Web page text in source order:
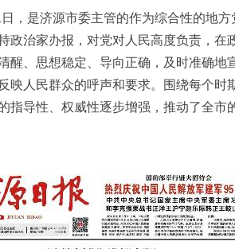
，是济源市委主管的作为综合性的地
政治家办报，对党对人民高度负责，在
醒、思想稳定、导向正确，及时准确地
映人民群众的呼声和要求。围绕每个时
导性、权威性逐步增强，推动了全市